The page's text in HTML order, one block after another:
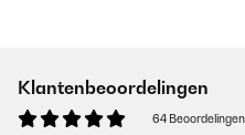
Klantenbeoordelingen
64 Beoordelingen